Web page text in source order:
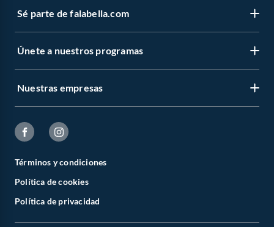
Sé parte de falabella.com
Únete a nuestros programas
Nuestras empresas
Términos y condiciones
Política de cookies
Política de privacidad